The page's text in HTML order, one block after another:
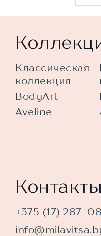
Классическая
коллекция
BodyArt
Aveline
Контакты
+375 (17) 287-